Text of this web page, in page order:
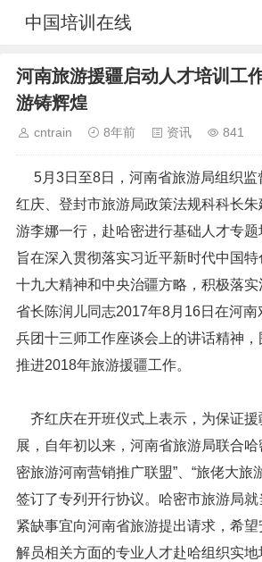
中国培训在线
河南旅游援疆启动人才培训工
游铸辉煌
cntrain 8年前 资讯 841
5月3日至8日，河南省旅游局组织监
红庆、登封市旅游局政策法规科科长
游李娜一行，赴哈密进行基础人才专题
旨在深入贯彻落实习近平新时代中国特
十九大精神和中央治疆方略，积极落实
省长陈润儿同志2017年8月16日在河南
兵团十三师工作座谈会上的讲话精神
推进2018年旅游援疆工作。
齐红庆在开班仪式上表示，为保证援
展，自年初以来，河南省旅游局联合哈
密旅游河南营销推广联盟”、“旅佬大旅
签订了专列开行协议。哈密市旅游局
紧缺事宜向河南省旅游提出请求，希
解员相关方面的专业人才赴哈组织实